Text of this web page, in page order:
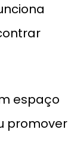
espaço
promover